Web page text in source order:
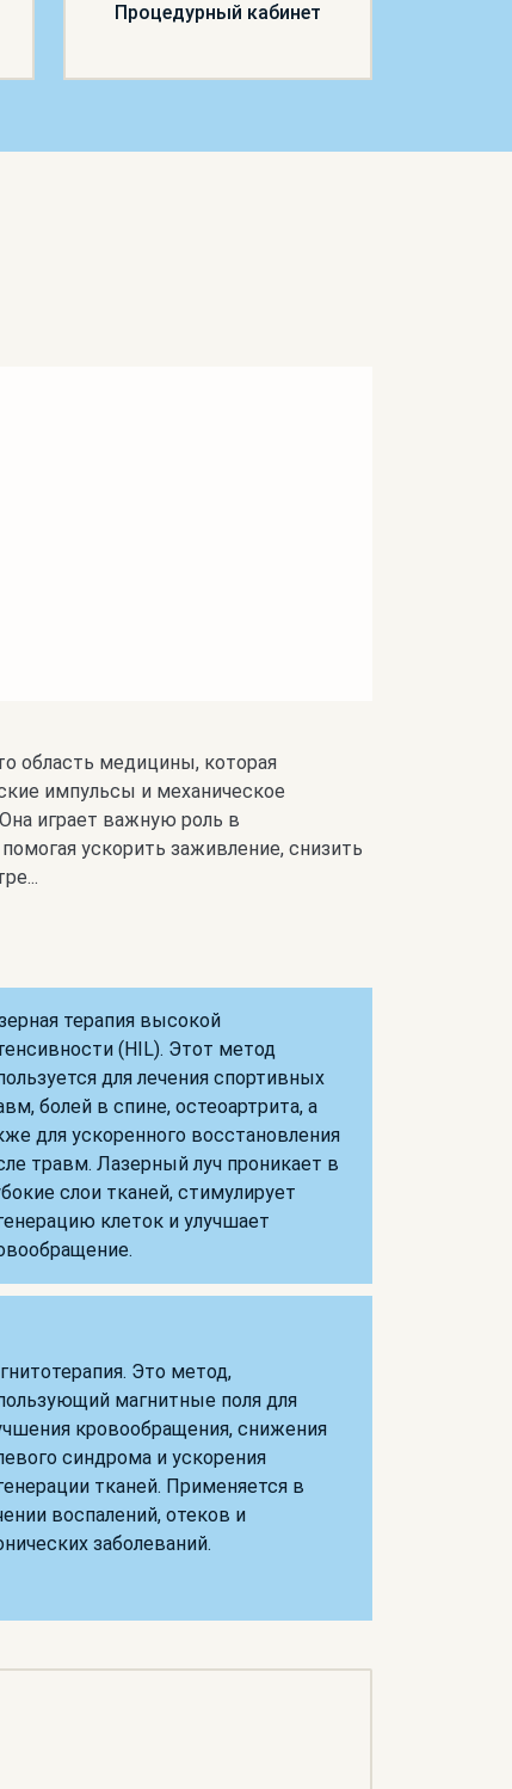
Процедурный кабинет
область медицины, которая
импульсы и механическое
играет важную роль в
ускорить заживление, снизить
терапия высокой
(HIL). Этот метод
для лечения спортивных
болей в спине, остеоартрита, а
для ускоренного восстановления
травм. Лазерный луч проникает в
слои тканей, стимулирует
клеток и улучшает
Это метод,
магнитные поля для
кровообращения, снижения
синдрома и ускорения
тканей. Применяется в
воспалений, отеков и
заболеваний.